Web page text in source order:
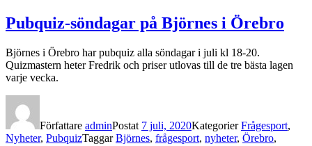
Pubquiz-söndagar på Björnes i Örebro
Björnes i Örebro har pubquiz alla söndagar i juli kl 18-20.
Quizmastern heter Fredrik och priser utlovas till de tre bästa lagen
varje vecka.
Författare adminPostat 7 juli, 2020KategorierFrågesport,
Nyheter, PubquizTaggarBjörnes, frågesport, nyheter, Örebro,